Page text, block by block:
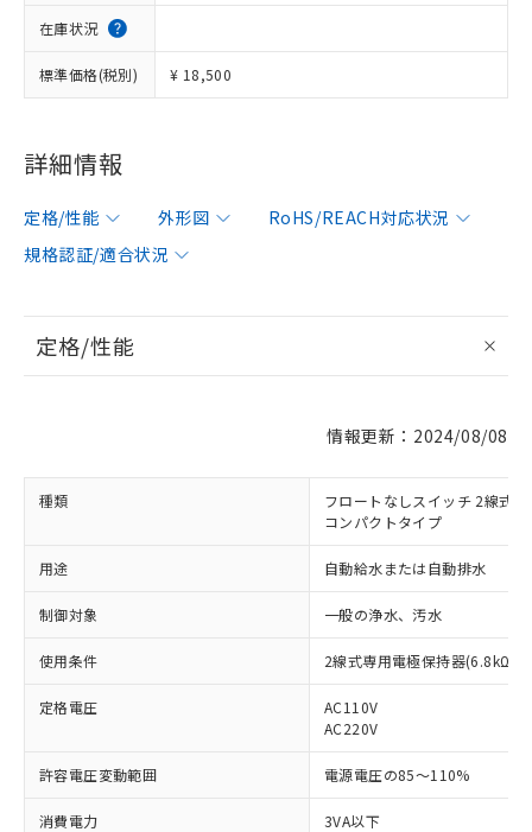
在庫状況
標準価格(税別) ¥ 18,500
詳細情報
定格/性能 外形図
RoHS/REACH対応状況
規格認証/適合状況
定格/性能
情報更新：2024/08/08
種類
フロートなしスイッチ 2線式用
コンパクトタイプ
用途 自動給水または自動排水
制御対象 一般の浄水、汚水
使用条件 2線式専用電極保持器(6.8kΩ抵
定格電圧
AC110V
AC220V
許容電圧変動範囲 電源電圧の85～110%
消費電力 3VA以下